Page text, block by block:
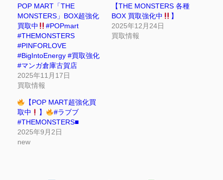
POP MART「THE
MONSTERS」BOX超強化
買取中
#POPmart
#THEMONSTERS
#PINFORLOVE
#BigIntoEnergy #買取強化
#マンガ倉庫古賀店
2025年11月17日
買取情報
【THE MONSTERS 各種
BOX 買取強化中
】
2025年12月24日
買取情報
【POP MART超強化買
取中
】
#ラブブ
#THEMONSTERS■
2025年9月2日
new